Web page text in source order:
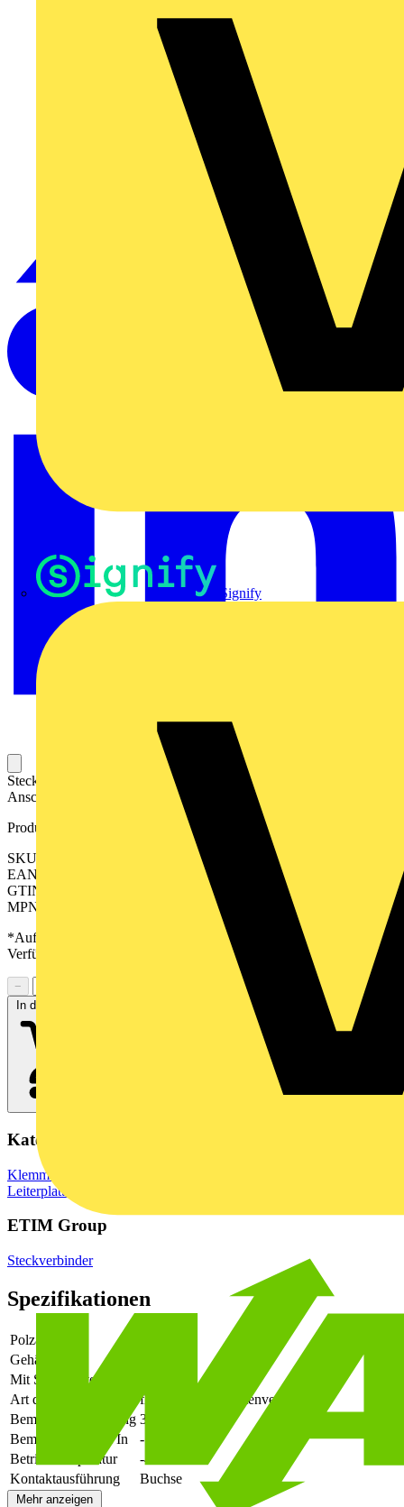
Signify
Steckbarer Leiterplatten-Anschluss mit innovativer
Anschlusstechnologie für eine sichere und intuitive Handhabung.
Produktkennzeichen
SKU: 2647200000
EAN: 04050118639773
GTIN: 04050118639773
MPN: CPS 5.08/20/90 SN GN BX
*Auf Anfrage verfügbar - bitte in den Warenkorb legen, um
Verfügbarkeit zu prüfen
−
In den Warenkorb
Kategorien
Klemmen, Steckverbinder & Verbindungselemente
Leiterplattensteckverbinder
ETIM Group
Steckverbinder
Spezifikationen
Polzahl
Gehäusefarbe
Mit Schutzleiter
Art der Verbindung
flexibler Leiterplattenverbinder
Bemessungsspannung 320
Bemessungsstrom In
-
Betriebstemperatur
-40 - 105
Kontaktausführung
Buchse
Mehr anzeigen